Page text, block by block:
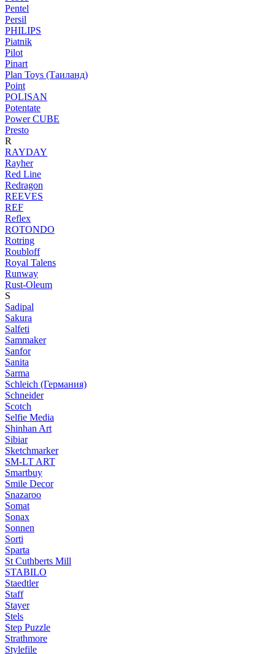
Pentel
Persil
PHILIPS
Piatnik
Pilot
Pinart
Plan Toys (Таиланд)
Point
POLISAN
Potentate
Power CUBE
Presto
R
RAYDAY
Rayher
Red Line
Redragon
REEVES
REF
Reflex
ROTONDO
Rotring
Roubloff
Royal Talens
Runway
Rust-Oleum
S
Sadipal
Sakura
Salfeti
Sammaker
Sanfor
Sanita
Sarma
Schleich (Германия)
Schneider
Scotch
Selfie Media
Shinhan Art
Sibiar
Sketchmarker
SM-LT ART
Smartbuy
Smile Decor
Snazaroo
Somat
Sonax
Sonnen
Sorti
Sparta
St Cuthberts Mill
STABILO
Staedtler
Staff
Stayer
Stels
Step Puzzle
Strathmore
Stylefile